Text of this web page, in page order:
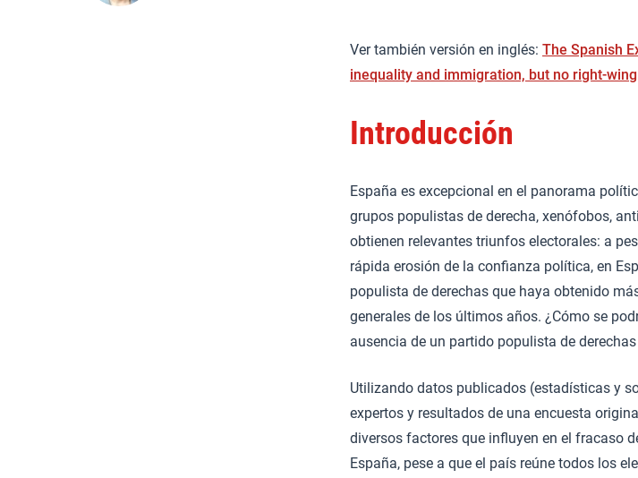
Ver también versión en inglés: The Spanish
inequality and immigration, but no right-
Introducción
España es excepcional en el panorama
grupos populistas de derecha, xenófobos,
obtienen relevantes triunfos electorales: a
rápida erosión de la confianza política, en
populista de derechas que haya obtenido
generales de los últimos años. ¿Cómo se
ausencia de un partido populista de
Utilizando datos publicados (estadísticas y
expertos y resultados de una encuesta
diversos factores que influyen en el fracaso
España, pese a que el país reúne todos los